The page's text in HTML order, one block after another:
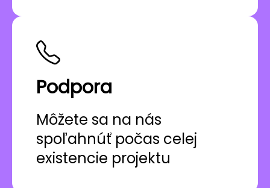
Podpora
Môžete sa na nás
spoľahnúť počas celej
existencie projektu